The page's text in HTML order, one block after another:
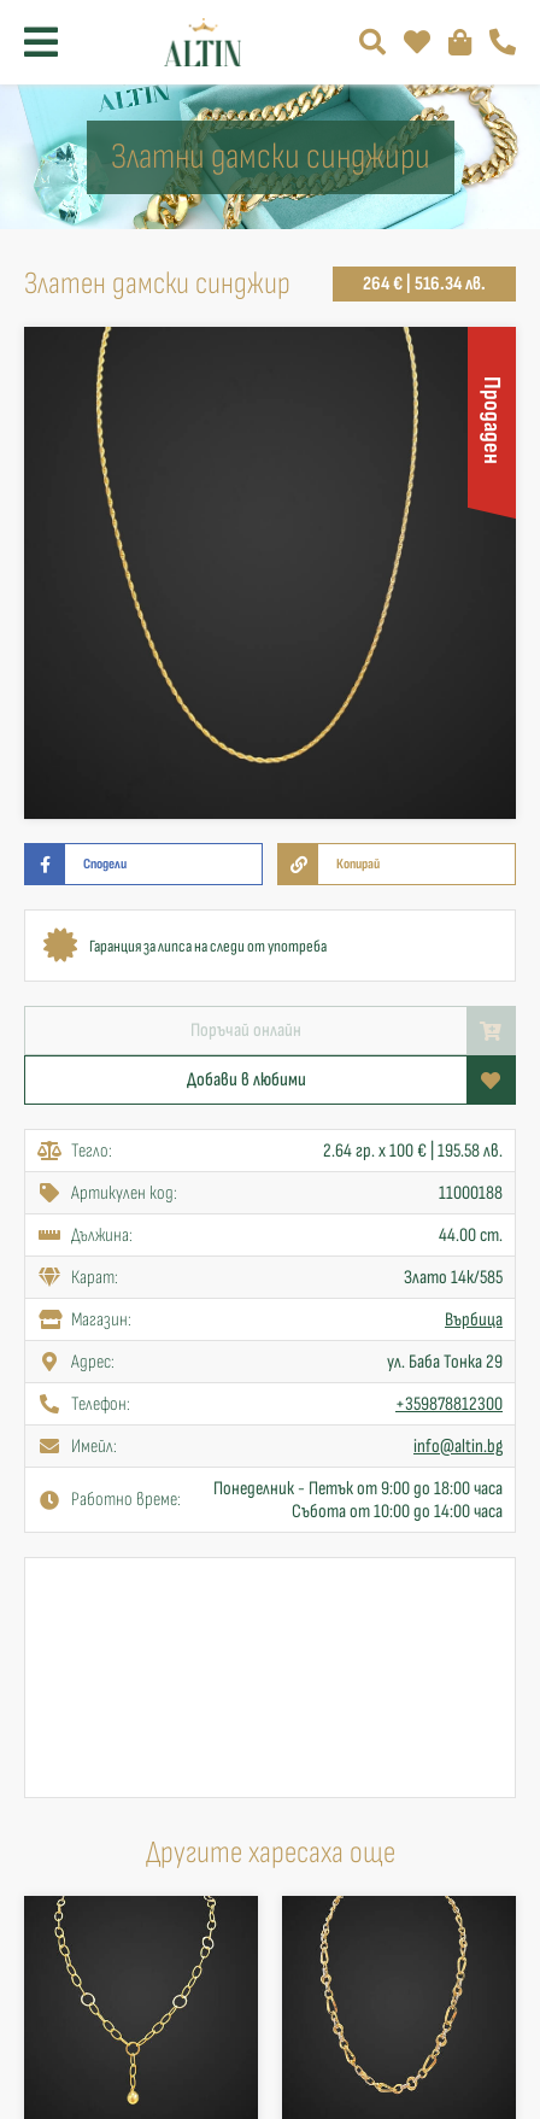
Златни дамски синджири
Златен дамски синджир 264 € | 516.34 лв.
Продаден
Сподели Копирай
Гаранция за липса на следи от употреба
Поръчай онлайн
Добави в любими
Тегло:
2.64 гр. x 100 € | 195.58 лв.
Артикулен код:
11000188
Дължина:
44.00 cm.
Карат:
Злато 14к/585
Mагазин:
Върбица
Адрес:
ул. Баба Тонка 29
Телефон:
+359878812300
Имейл:
info@altin.bg
Работно време:
Понеделник - Петък от 9:00 до 18:00 часа
Събота от 10:00 до 14:00 часа
Другите харесаха още